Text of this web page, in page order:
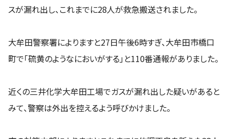
スが漏れ出し、これまでに28人が救急搬送されました。
大牟田警察署によりますと27日午後6時すぎ、大牟田市橋口
町で「硫黄のようなにおいがする」と110番通報がありました。
近くの三井化学大牟田工場でガスが漏れ出した疑いがあると
みて、警察は外出を控えるよう呼びかけました。